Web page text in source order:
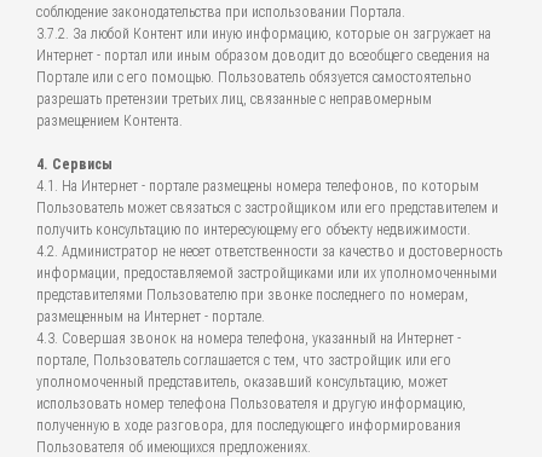
соблюдение законодательства при использовании Портала.
3.7.2. За любой Контент или иную информацию, которые он загружает на
Интернет - портал или иным образом доводит до всеобщего сведения на
Портале или с его помощью. Пользователь обязуется самостоятельно
разрешать претензии третьих лиц, связанные с неправомерным
размещением Контента.
4. Сервисы
4.1. На Интернет - портале размещены номера телефонов, по которым
Пользователь может связаться с застройщиком или его представителем и
получить консультацию по интересующему его объекту недвижимости.
4.2. Администратор не несет ответственности за качество и достоверность
информации, предоставляемой застройщиками или их уполномоченными
представителями Пользователю при звонке последнего по номерам,
размещенным на Интернет - портале.
4.3. Совершая звонок на номера телефона, указанный на Интернет -
портале, Пользователь соглашается с тем, что застройщик или его
уполномоченный представитель, оказавший консультацию, может
использовать номер телефона Пользователя и другую информацию,
полученную в ходе разговора, для последующего информирования
Пользователя об имеющихся предложениях.